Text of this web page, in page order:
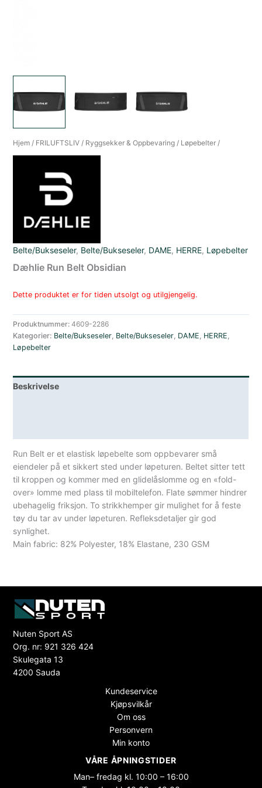
Hjem / FRILUFTSLIV / Ryggsekker & Oppbevaring / Løpebelter /
Belte/Bukseseler, Belte/Bukseseler, DAME, HERRE, Løpebelter
Dæhlie Run Belt Obsidian
Dette produktet er for tiden utsolgt og utilgjengelig.
Produktnummer:4609-2286
Kategorier: Belte/Bukseseler, Belte/Bukseseler, DAME, HERRE,
Løpebelter
Beskrivelse
Run Belt er et elastisk løpebelte som oppbevarer små
eiendeler på et sikkert sted under løpeturen. Beltet sitter tett
til kroppen og kommer med en glidelåslomme og en «fold-
over» lomme med plass til mobiltelefon. Flate sømmer hindrer
ubehagelig friksjon. To strikkhemper gir mulighet for å feste
tøy du tar av under løpeturen. Refleksdetaljer gir god
synlighet.
Main fabric: 82% Polyester, 18% Elastane, 230 GSM
Nuten Sport AS
Org. nr: 921 326 424
Skulegata 13
4200 Sauda
Kundeservice
Kjøpsvilkår
Om oss
Personvern
Min konto
VÅRE ÅPNINGSTIDER
Man– fredag kl. 10:00 – 16:00